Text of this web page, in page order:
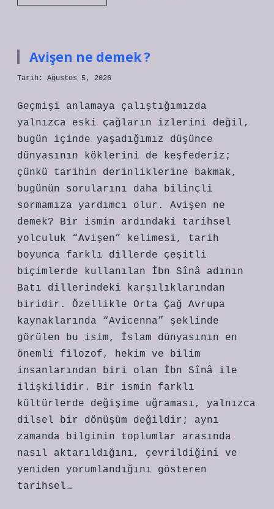
neden
Avişen ne demek ?
Tarih: Ağustos 5, 2026
Geçmişi anlamaya çalıştığımızda
yalnızca eski çağların izlerini değil,
bugün içinde yaşadığımız düşünce
dünyasının köklerini de keşfederiz;
çünkü tarihin derinliklerine bakmak,
bugünün sorularını daha bilinçli
sormamıza yardımcı olur. Avişen ne
demek? Bir ismin ardındaki tarihsel
yolculuk “Avişen” kelimesi, tarih
boyunca farklı dillerde çeşitli
biçimlerde kullanılan İbn Sînâ adının
Batı dillerindeki karşılıklarından
biridir. Özellikle Orta Çağ Avrupa
kaynaklarında “Avicenna” şeklinde
görülen bu isim, İslam dünyasının en
önemli filozof, hekim ve bilim
insanlarından biri olan İbn Sînâ ile
ilişkilidir. Bir ismin farklı
kültürlerde değişime uğraması, yalnızca
dilsel bir dönüşüm değildir; aynı
zamanda bilginin toplumlar arasında
nasıl aktarıldığını, çevrildiğini ve
yeniden yorumlandığını gösteren
tarihsel…